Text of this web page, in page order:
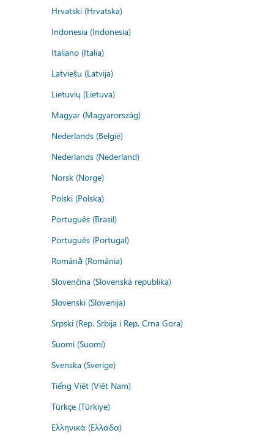
Hrvatski (Hrvatska)
Indonesia (Indonesia)
Italiano (Italia)
Latviešu (Latvija)
Lietuvių (Lietuva)
Magyar (Magyarország)
Nederlands (België)
Nederlands (Nederland)
Norsk (Norge)
Polski (Polska)
Português (Brasil)
Português (Portugal)
Română (România)
Slovenčina (Slovenská republika)
Slovenski (Slovenija)
Srpski (Rep. Srbija i Rep. Crna Gora)
Suomi (Suomi)
Svenska (Sverige)
Tiếng Việt (Việt Nam)
Türkçe (Türkiye)
Ελληνικά (Ελλάδα)